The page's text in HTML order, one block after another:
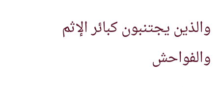
والذين يجتنبون كبائر الإثم
والفواحش